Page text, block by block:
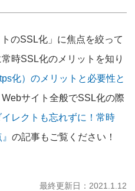
のSSL化」に焦点を絞って
時SSL化のメリットを知り
化）のメリットと必要性と
サイト全般でSSL化の際
イレクトも忘れずに！常時
の記事もご覧ください！
最終更新日：2021.1.12